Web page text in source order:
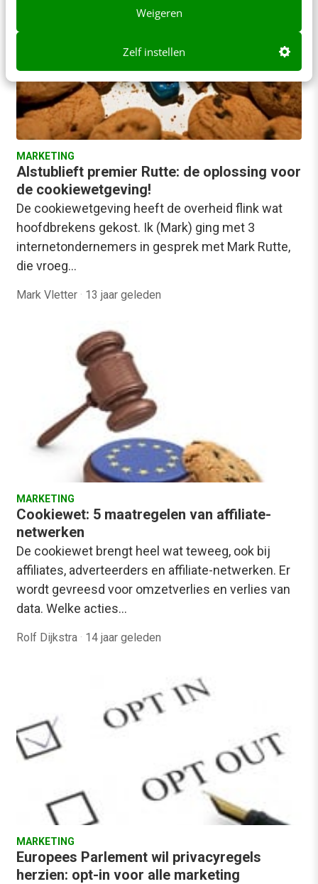
Weigeren
Zelf instellen
MARKETING
Alstublieft premier Rutte: de oplossing voor
de cookiewetgeving!
De cookiewetgeving heeft de overheid flink wat
hoofdbrekens gekost. Ik (Mark) ging met 3
internetondernemers in gesprek met Mark Rutte,
die vroeg…
Mark Vletter · 13 jaar geleden
MARKETING
Cookiewet: 5 maatregelen van affiliate-
netwerken
De cookiewet brengt heel wat teweeg, ook bij
affiliates, adverteerders en affiliate-netwerken. Er
wordt gevreesd voor omzetverlies en verlies van
data. Welke acties…
Rolf Dijkstra · 14 jaar geleden
MARKETING
Europees Parlement wil privacyregels
herzien: opt-in voor alle marketing